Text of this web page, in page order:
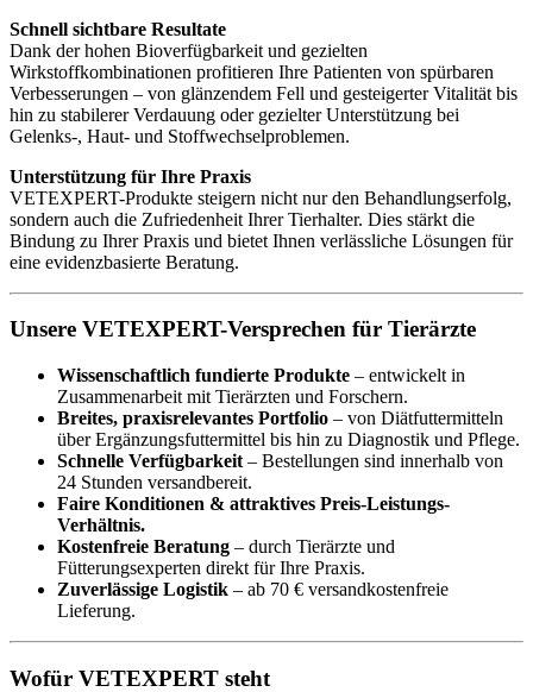
Schnell sichtbare Resultate
Dank der hohen Bioverfügbarkeit und gezielten
Wirkstoffkombinationen profitieren Ihre Patienten von spürbaren
Verbesserungen – von glänzendem Fell und gesteigerter Vitalität bis
hin zu stabilerer Verdauung oder gezielter Unterstützung bei
Gelenks-, Haut- und Stoffwechselproblemen.
Unterstützung für Ihre Praxis
VETEXPERT-Produkte steigern nicht nur den Behandlungserfolg,
sondern auch die Zufriedenheit Ihrer Tierhalter. Dies stärkt die
Bindung zu Ihrer Praxis und bietet Ihnen verlässliche Lösungen für
eine evidenzbasierte Beratung.
Unsere VETEXPERT-Versprechen für Tierärzte
Wissenschaftlich fundierte Produkte – entwickelt in
Zusammenarbeit mit Tierärzten und Forschern.
Breites, praxisrelevantes Portfolio – von Diätfuttermitteln
über Ergänzungsfuttermittel bis hin zu Diagnostik und Pflege.
Schnelle Verfügbarkeit – Bestellungen sind innerhalb von
24 Stunden versandbereit.
Faire Konditionen & attraktives Preis-Leistungs-
Verhältnis.
Kostenfreie Beratung – durch Tierärzte und
Fütterungsexperten direkt für Ihre Praxis.
Zuverlässige Logistik – ab 70 € versandkostenfreie
Lieferung.
Wofür VETEXPERT steht